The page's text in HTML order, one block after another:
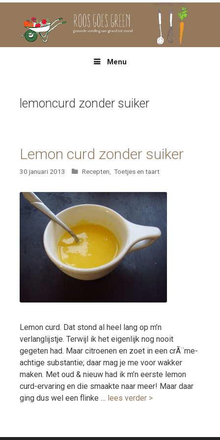
Menu
lemoncurd zonder suiker
Lemon curd zonder suiker
30 januari 2013 Categorieën
Recepten, Toetjes en taart
Lemon curd. Dat stond al heel lang op m’n
verlanglijstje. Terwijl ik het eigenlijk nog nooit
gegeten had. Maar citroenen en zoet in een crÃ¨me-
achtige substantie; daar mag je me voor wakker
maken. Met oud & nieuw had ik m’n eerste lemon
curd-ervaring en die smaakte naar meer! Maar daar
ging dus wel een flinke … lees verder >